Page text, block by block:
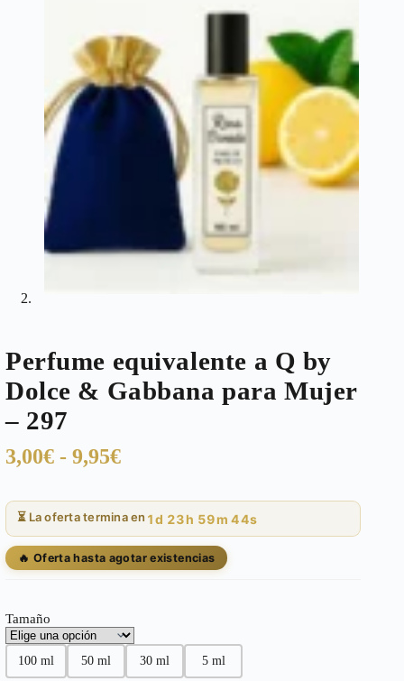
Perfume equivalente a Q by
Dolce & Gabbana para Mujer
– 297
3,00€ - 9,95€Rango
precios:
desde
3,00€
hasta
⏳ La oferta termina en 1d 23h 59m 43s
🔥 Oferta hasta agotar existencias
Tamaño
100 ml 50 ml 30 ml 5 ml